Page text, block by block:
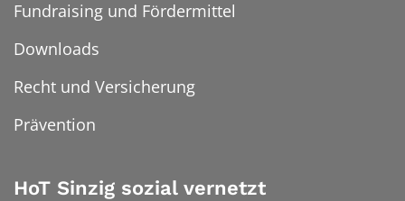
Fundraising und Fördermittel
Downloads
Recht und Versicherung
Prävention
HoT Sinzig sozial vernetzt